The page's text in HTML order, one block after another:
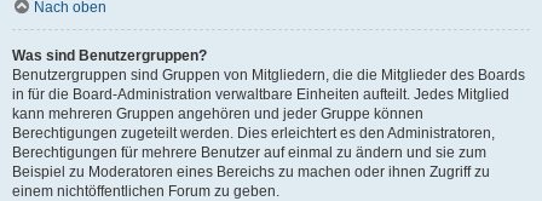
Nach oben
Was sind Benutzergruppen?
Benutzergruppen sind Gruppen von Mitgliedern, die die Mitglieder des Boards
in für die Board-Administration verwaltbare Einheiten aufteilt. Jedes Mitglied
kann mehreren Gruppen angehören und jeder Gruppe können
Berechtigungen zugeteilt werden. Dies erleichtert es den Administratoren,
Berechtigungen für mehrere Benutzer auf einmal zu ändern und sie zum
Beispiel zu Moderatoren eines Bereichs zu machen oder ihnen Zugriff zu
einem nichtöffentlichen Forum zu geben.